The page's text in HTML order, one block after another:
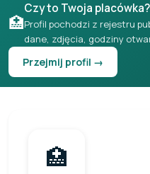
🏥
Czy to Twoja placówka?
Profil pochodzi z rejestru
dane, zdjęcia, godziny
Przejmij profil →
🏥